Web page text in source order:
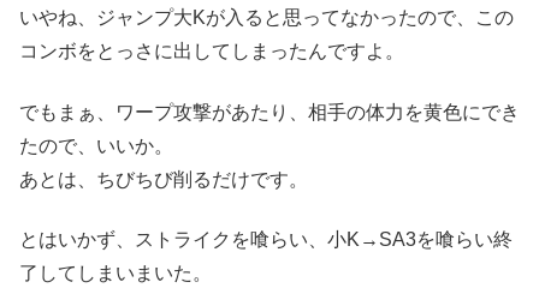
いやね、ジャンプ大Kが入ると思ってなかったので、この
コンボをとっさに出してしまったんですよ。
でもまぁ、ワープ攻撃があたり、相手の体力を黄色にでき
たので、いいか。
あとは、ちびちび削るだけです。
とはいかず、ストライクを喰らい、小K→SA3を喰らい終
了してしまいまいた。